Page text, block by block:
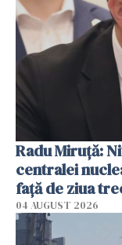
Radu Miruţă:
centralei
faţă de ziua
04 AUGUST 2026